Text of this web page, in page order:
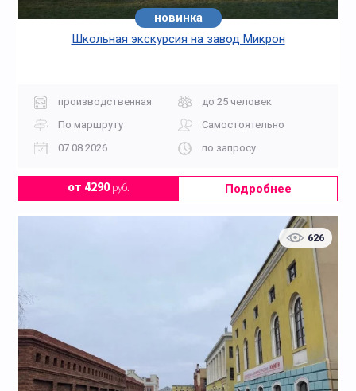
новинка
Школьная экскурсия на завод Микрон
производственная
до 25 человек
По маршруту
Самостоятельно
07.08.2026
по запросу
от 4290руб. Подробнее
626